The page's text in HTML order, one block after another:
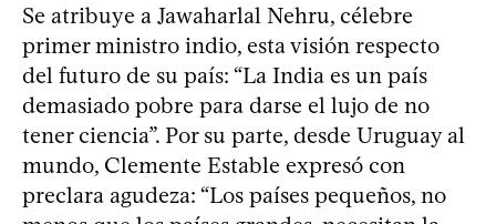
Se atribuye a Jawaharlal Nehru, célebre
primer ministro indio, esta visión respecto
del futuro de su país: “La India es un país
demasiado pobre para darse el lujo de no
tener ciencia”. Por su parte, desde Uruguay al
mundo, Clemente Estable expresó con
preclara agudeza: “Los países pequeños, no